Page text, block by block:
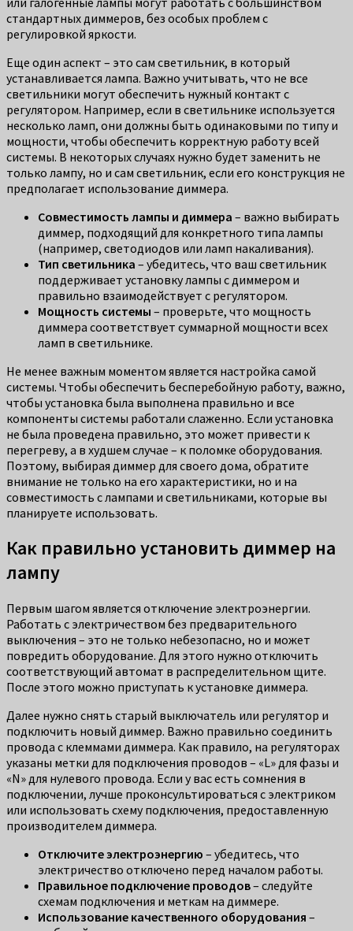
стандартных диммеров, без особых проблем с
регулировкой яркости.
Еще один аспект – это сам светильник, в который
устанавливается лампа. Важно учитывать, что не все
светильники могут обеспечить нужный контакт с
регулятором. Например, если в светильнике используется
несколько ламп, они должны быть одинаковыми по типу и
мощности, чтобы обеспечить корректную работу всей
системы. В некоторых случаях нужно будет заменить не
только лампу, но и сам светильник, если его конструкция не
предполагает использование диммера.
Совместимость лампы и диммера – важно выбирать
диммер, подходящий для конкретного типа лампы
(например, светодиодов или ламп накаливания).
Тип светильника – убедитесь, что ваш светильник
поддерживает установку лампы с диммером и
правильно взаимодействует с регулятором.
Мощность системы – проверьте, что мощность
диммера соответствует суммарной мощности всех
ламп в светильнике.
Не менее важным моментом является настройка самой
системы. Чтобы обеспечить бесперебойную работу, важно,
чтобы установка была выполнена правильно и все
компоненты системы работали слаженно. Если установка
не была проведена правильно, это может привести к
перегреву, а в худшем случае – к поломке оборудования.
Поэтому, выбирая диммер для своего дома, обратите
внимание не только на его характеристики, но и на
совместимость с лампами и светильниками, которые вы
планируете использовать.
Как правильно установить диммер на
лампу
Первым шагом является отключение электроэнергии.
Работать с электричеством без предварительного
выключения – это не только небезопасно, но и может
повредить оборудование. Для этого нужно отключить
соответствующий автомат в распределительном щите.
После этого можно приступать к установке диммера.
Далее нужно снять старый выключатель или регулятор и
подключить новый диммер. Важно правильно соединить
провода с клеммами диммера. Как правило, на регуляторах
указаны метки для подключения проводов – «L» для фазы и
«N» для нулевого провода. Если у вас есть сомнения в
подключении, лучше проконсультироваться с электриком
или использовать схему подключения, предоставленную
производителем диммера.
Отключите электроэнергию – убедитесь, что
электричество отключено перед началом работы.
Правильное подключение проводов– следуйте
схемам подключения и меткам на диммере.
Использование качественного оборудования –